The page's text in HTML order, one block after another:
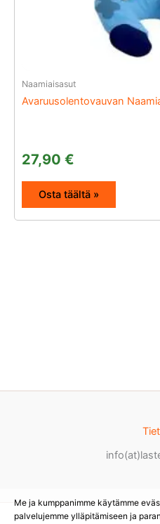
Naamiaisasut
Avaruusolentovauvan
27,90 €
Osta täältä »
Me ja kumppanimme käytämme
palvelujemme ylläpitämiseen ja